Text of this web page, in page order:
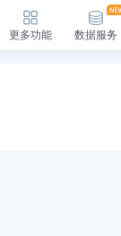
更多功能 数据服务